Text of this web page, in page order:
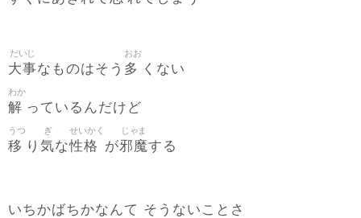
大事
だいじ
なものはそう 多
おお
くない
解
わか
っているんだけど
移
うつ
り 気
ぎ
な性格
せいかく
が邪魔
じゃま
する
いちかばちかなんて そうないことさ